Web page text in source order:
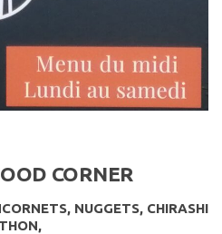
CORNER
NUGGETS, CHIRASHI